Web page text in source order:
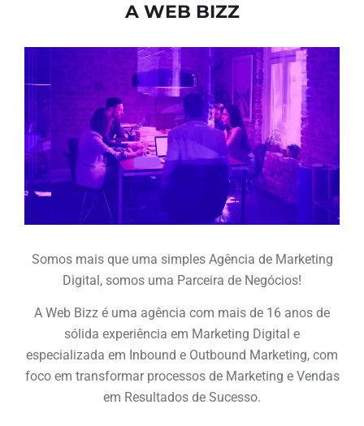
A WEB BIZZ
Somos mais que uma simples Agência de Marketing
Digital, somos uma Parceira de Negócios!
A Web Bizz é uma agência com mais de 16 anos de
sólida experiência em Marketing Digital e
especializada em Inbound e Outbound Marketing, com
foco em transformar processos de Marketing e Vendas
em Resultados de Sucesso.